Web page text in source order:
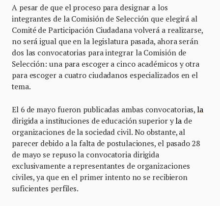
A pesar de que el proceso para designar a los
integrantes de la Comisión de Selección que elegirá al
Comité de Participación Ciudadana volverá a realizarse,
no será igual que en la legislatura pasada, ahora serán
dos las convocatorias para integrar la Comisión de
Selección: una para escoger a cinco académicos y otra
para escoger a cuatro ciudadanos especializados en el
tema.
El 6 de mayo fueron publicadas ambas convocatorias,la
dirigida a instituciones de educación superior yla de
organizaciones de la sociedad civil. No obstante, al
parecer debido a la falta de postulaciones, el pasado 28
de mayo se repuso la convocatoria dirigida
exclusivamente a representantes de organizaciones
civiles, ya que en el primer intento no se recibieron
suficientes perfiles.